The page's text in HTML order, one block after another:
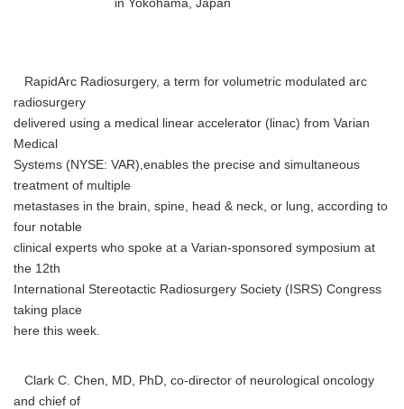
in Yokohama, Japan
RapidArc Radiosurgery, a term for volumetric modulated arc
radiosurgery
delivered using a medical linear accelerator (linac) from Varian
Medical
Systems (NYSE: VAR),enables the precise and simultaneous
treatment of multiple
metastases in the brain, spine, head & neck, or lung, according to
four notable
clinical experts who spoke at a Varian-sponsored symposium at
the 12th
International Stereotactic Radiosurgery Society (ISRS) Congress
taking place
here this week.
Clark C. Chen, MD, PhD, co-director of neurological oncology
and chief of